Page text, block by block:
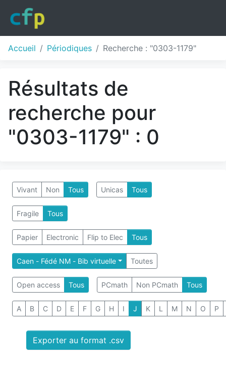
Accueil Périodiques Recherche : "0303-1179"
Résultats de
recherche pour
"0303-1179" : 0
Vivant Non Tous Unicas Tous
Fragile Tous
Papier Electronic Flip to Elec Tous
Caen - Fédé NM - Bib virtuelle Toutes
Open access Tous PCmath Non PCmath Tous
A B C D E F G H I J K L M N O P
Exporter au format .csv